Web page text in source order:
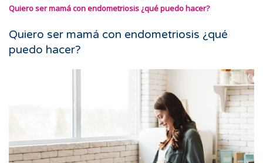
Quiero ser mamá con endometriosis ¿qué puedo hacer?
Quiero ser mamá con endometriosis ¿qué
puedo hacer?